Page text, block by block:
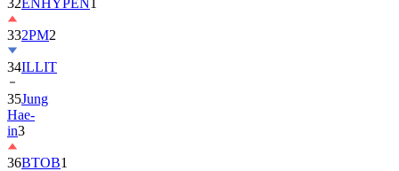
32 ENHYPEN
332PM2
34ILLIT
35Jung
Hae-
in3
36BTOB1